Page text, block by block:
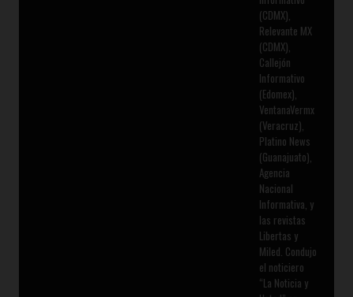
(CDMX),
Relevante MX
(CDMX),
Callejón
Informativo
(Edomex),
VentanaVermx
(Veracruz),
Platino News
(Guanajuato),
Agencia
Nacional
Informativa, y
las revistas
Libertas y
Miled. Condujo
el noticiero
“La Noticia y